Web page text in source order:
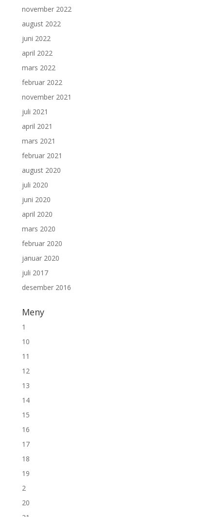
november 2022
august 2022
juni 2022
april 2022
mars 2022
februar 2022
november 2021
juli 2021
april 2021
mars 2021
februar 2021
august 2020
juli 2020
juni 2020
april 2020
mars 2020
februar 2020
januar 2020
juli 2017
desember 2016
Meny
1
10
11
12
13
14
15
16
17
18
19
2
20